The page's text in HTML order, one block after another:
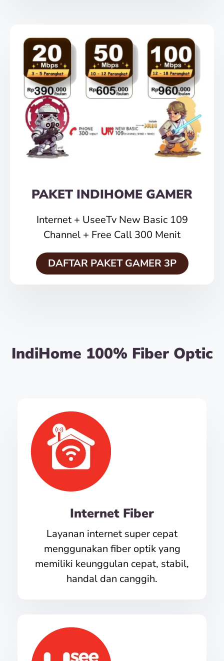
PAKET INDIHOME GAMER
Internet + UseeTv New Basic 109
Channel + Free Call 300 Menit
DAFTAR PAKET GAMER 3P
IndiHome 100% Fiber Optic
Internet Fiber
Layanan internet super cepat
menggunakan fiber optik yang
memiliki keunggulan cepat, stabil,
handal dan canggih.